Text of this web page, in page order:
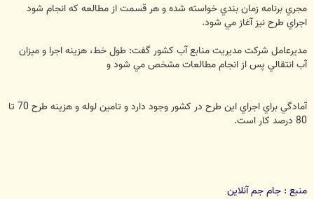
مجري برنامه زمان بندي خواسته شده و هر قسمت از مطالعه كه انجام شود
اجراي طرح نيز آغاز مي شود.
مديرعامل شركت مديريت منابع آب كشور گفت: طول خط، هزينه اجرا و ميزان
آب انتقالي پس از انجام مطالعات مشخص مي شود و
آمادگي براي اجراي اين طرح در كشور وجود دارد و تامين لوله و هزينه طرح 70 تا
80 درصد كار است.
منبع : جام جم آنلاين